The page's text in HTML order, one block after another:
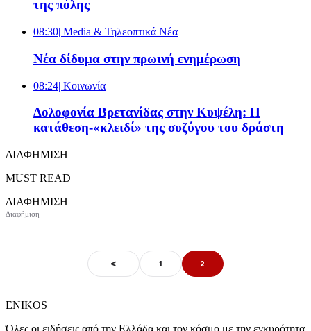
της πόλης
08:30| Media & Τηλεοπτικά Νέα
Νέα δίδυμα στην πρωινή ενημέρωση
08:24| Κοινωνία
Δολοφονία Βρετανίδας στην Κυψέλη: Η
κατάθεση-«κλειδί» της συζύγου του δράστη
ΔΙΑΦΗΜΙΣΗ
MUST READ
ΔΙΑΦΗΜΙΣΗ
< 1 2
ENIKOS
Όλες οι ειδήσεις από την Ελλάδα και τον κόσμο με την εγκυρότητα